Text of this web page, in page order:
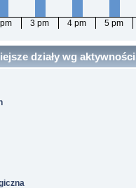
3 pm 4 pm 5 pm
działy wg aktywności